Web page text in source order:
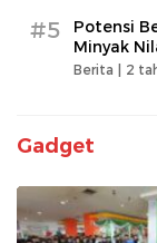
#5
Potensi
Minyak
Berita | 2
Gadget